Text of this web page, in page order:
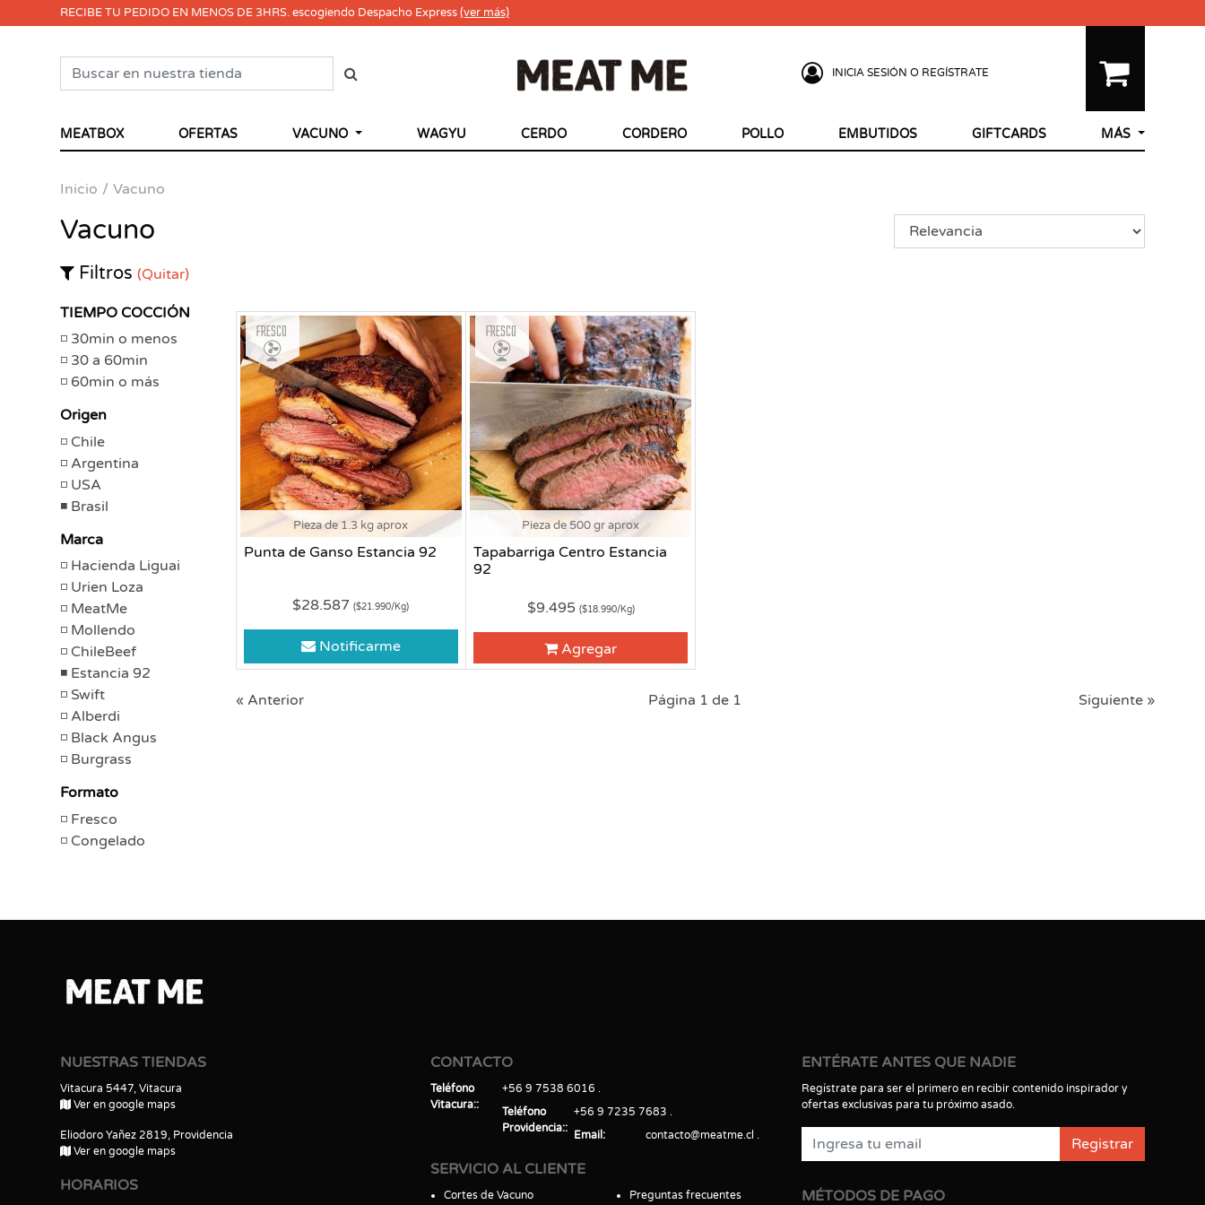
RECIBE TU PEDIDO EN MENOS DE 3HRS. escogiendo Despacho Express(ver más)
INICIA SESIÓN O REGÍSTRATE
MEATBOX OFERTAS VACUNO WAGYU CERDO CORDERO POLLO EMBUTIDOS GIFTCARDS MÁS
Inicio Vacuno
Vacuno
Filtros (Quitar)
TIEMPO COCCIÓN
30min o menos
30 a 60min
60min o más
Origen
Chile
Argentina
USA
Brasil
Marca
Hacienda Liguai
Urien Loza
MeatMe
Mollendo
ChileBeef
Estancia 92
Swift
Alberdi
Black Angus
Burgrass
Formato
Fresco
Congelado
Pieza de 1.3 kg aprox
Punta de Ganso Estancia 92
Fresco
$28.587($21.990/Kg)
Notificarme
Pieza de 500 gr aprox
Tapabarriga Centro Estancia
92
Fresco
$9.495 ($18.990/Kg)
Agregar
« Anterior Página 1 de 1 Siguiente »
NUESTRAS TIENDAS
Vitacura 5447, Vitacura
Ver en google maps
Eliodoro Yañez 2819, Providencia
Ver en google maps
HORARIOS
CONTACTO
Teléfono
Vitacura:
+56 9 7538 6016
Teléfono
Providencia:
+56 9 7235 7683
Email
contacto@meatme.cl
SERVICIO AL CLIENTE
Cortes de Vacuno Preguntas frecuentes
ENTÉRATE ANTES QUE NADIE
Regístrate para ser el primero en recibir contenido inspirador y
ofertas exclusivas para tu próximo asado.
Registrar
MÉTODOS DE PAGO